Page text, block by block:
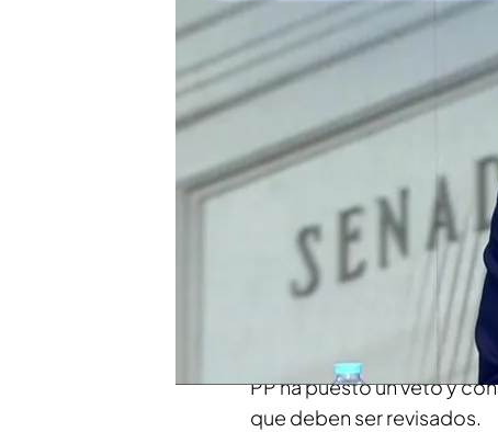
directo: "¿Alguien me
Descubrimos Chozas
convertido en el paraíso
Compartir
El PP ha vetado en el
Congreso. Esta ley
ahora se solucionaban en
un juicio rápido. Sin
PP ha puesto un veto y
que deben ser revisados.